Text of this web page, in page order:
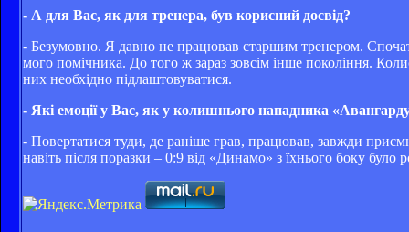
- А для Вас, як для тренера, був корисний досвід?
- Безумовно. Я давно не працював старшим тренером.
мого помічника. До того ж зараз зовсім інше покоління.
них необхідно підлаштовуватися.
- Які емоції у Вас, як у колишнього нападника
- Повертатися туди, де раніше грав, працював, завжди
навіть після поразки – 0:9 від «Динамо» з їхнього боку було